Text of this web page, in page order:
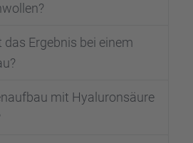
das Ergeb­nis bei einem
mit Hyalu­ron­säure